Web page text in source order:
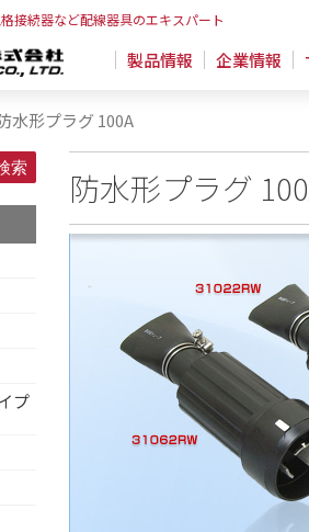
接続器など配線器具のエキスパート
製品情報 企業情報
水形プラグ 100A
プ
防水形プラグ